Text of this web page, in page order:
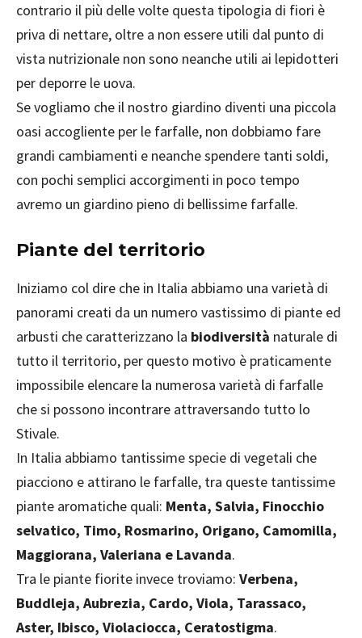
contrario il più delle volte questa tipologia di fiori è
priva di nettare, oltre a non essere utili dal punto di
vista nutrizionale non sono neanche utili ai lepidotteri
per deporre le uova.
Se vogliamo che il nostro giardino diventi una piccola
oasi accogliente per le farfalle, non dobbiamo fare
grandi cambiamenti e neanche spendere tanti soldi,
con pochi semplici accorgimenti in poco tempo
avremo un giardino pieno di bellissime farfalle.
Piante del territorio
Iniziamo col dire che in Italia abbiamo una varietà di
panorami creati da un numero vastissimo di piante ed
arbusti che caratterizzano la biodiversità naturale di
tutto il territorio, per questo motivo è praticamente
impossibile elencare la numerosa varietà di farfalle
che si possono incontrare attraversando tutto lo
Stivale.
In Italia abbiamo tantissime specie di vegetali che
piacciono e attirano le farfalle, tra queste tantissime
piante aromatiche quali: Menta, Salvia, Finocchio
selvatico, Timo, Rosmarino, Origano, Camomilla,
Maggiorana, Valeriana e Lavanda.
Tra le piante fiorite invece troviamo: Verbena,
Buddleja, Aubrezia, Cardo, Viola, Tarassaco,
Aster, Ibisco, Violaciocca, Ceratostigma.